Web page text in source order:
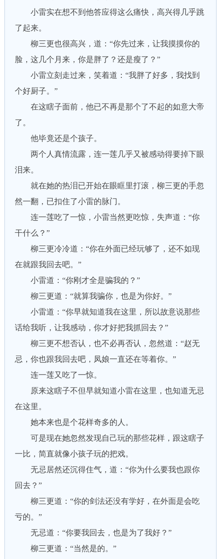
小雷实在想不到他答应得这么痛快，高兴得几乎跳
了起来。
柳三更也很高兴，道：“你先过来，让我摸摸你的
脸，这几个月来，你是胖了？还是瘦了？”
小雷立刻走过来，笑着道：“我胖了好多，我找到
个好厨子。”
在这瞎子面前，他已不再是那个了不起的如意大帝
了。
他毕竟还是个孩子。
两个人真情流露，连一莲几乎又被感动得要掉下眼
泪来。
就在她的热泪已开始在眼眶里打滚，柳三更的手忽
然一翻，已扣住了小雷的脉门。
连一莲吃了一惊，小雷当然更吃惊，失声道：“你
干什么？”
柳三更冷冷道：“你在外面已经玩够了，还不如现
在就跟我回去吧。”
小雷道：“你刚才全是骗我的？”
柳三更道：“就算我骗你，也是为你好。”
小雷道：“你早就知道我在这里，所以故意说那些
话给我听，让我感动，你才好把我抓回去？”
柳三更不想否认，也不必再否认，忽然道：“赵无
忌，你也跟我回去吧，凤娘一直还在等着你。”
连一莲又吃了一惊。
原来这瞎子不但早就知道小雷在这里，也知道无忌
在这里。
她本来也是个花样奇多的人。
可是现在她忽然发现自己玩的那些花样，跟这瞎子
一比，简直就像小孩子玩的把戏。
无忌居然还沉得住气，道：“你为什么要我也跟你
回去？”
柳三更道：“你的剑法还没有学好，在外面是会吃
亏的。”
无忌道：“你要我回去，也是为了我好？”
柳三更道：“当然是的。”